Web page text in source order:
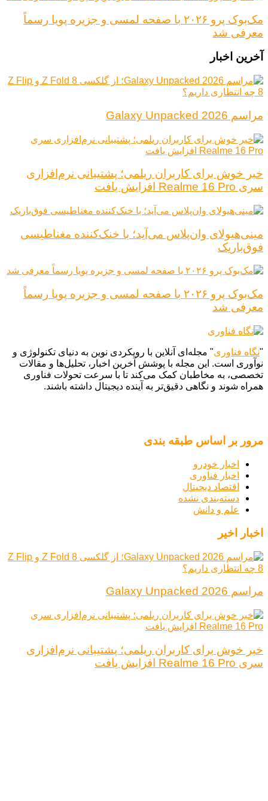
مک‌بوک پرو ۲۰۲۶ با صفحه لمسی و جزیره پویا رسماً
معرفی شد
آخرین اخبار
مراسم Galaxy Unpacked 2026
خبر خوش برای کاربران ریلمی؛ پشتیبانی نرم‌افزاری
سری Realme 16 Pro افزایش یافت
مینی‌هیولای وان‌پلاس می‌آید؛ با خنک‌کننده مغناطیسی
فوق‌باریک
مک‌بوک پرو ۲۰۲۶ با صفحه لمسی و جزیره پویا رسماً
معرفی شد
"نگاه فناوری" مجله‌ای آنلاین با رویکردی نوین به دنیای تکنولوژی و
نوآوری است. این مجله با پوشش آخرین اخبار، تحلیل‌ها و مقالات
تخصصی، به مخاطبان کمک می‌کند تا با سرعت تحولات فناوری
همراه شوند و نگاهی دقیق‌تر به آینده دیجیتال داشته باشند.
مرور بر اساس طبقه بندی
اخبار خودرو
اخبار فناوری
اقتصاد دیجیتال
دسته‌بندی نشده
علم و دانش
اخبار اخیر
مراسم Galaxy Unpacked 2026
خبر خوش برای کاربران ریلمی؛ پشتیبانی نرم‌افزاری
سری Realme 16 Pro افزایش یافت